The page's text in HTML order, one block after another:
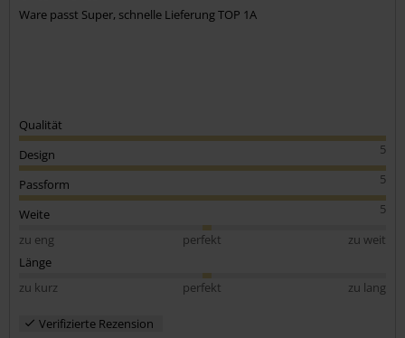
Ware passt Super, schnelle Lieferung TOP 1A
Qualität
5
Design
5
Passform
5
Weite
zu eng
perfekt
zu weit
Länge
zu kurz
perfekt zu lang
Verifizierte Rezension